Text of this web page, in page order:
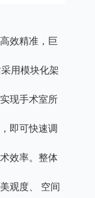
效精准，巨
用模块化架
现手术室所
即可快速调
效率。整体
观度、 空间